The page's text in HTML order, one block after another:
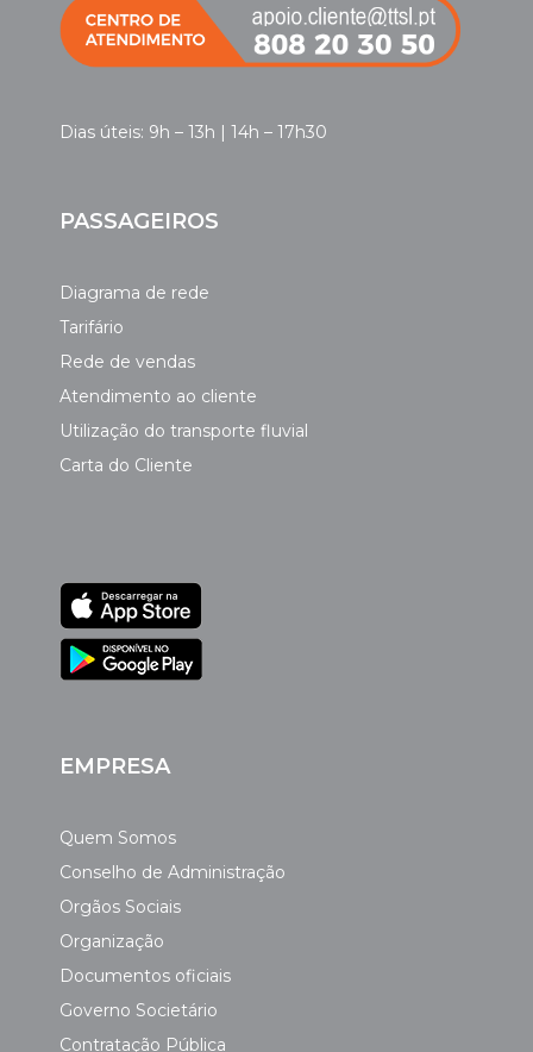
Dias úteis: 9h – 13h | 14h – 17h30
PASSAGEIROS
Diagrama de rede
Tarifário
Rede de vendas
Atendimento ao cliente
Utilização do transporte fluvial
Carta do Cliente
EMPRESA
Quem Somos
Conselho de Administração
Orgãos Sociais
Organização
Documentos oficiais
Governo Societário
Contratação Pública